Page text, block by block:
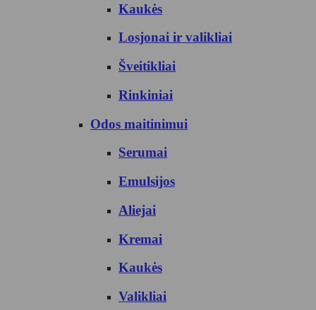
Kaukės
Losjonai ir valikliai
Šveitikliai
Rinkiniai
Odos maitinimui
Serumai
Emulsijos
Aliejai
Kremai
Kaukės
Valikliai